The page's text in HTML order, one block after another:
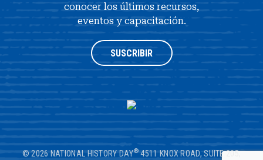
conocer los últimos recursos,
eventos y capacitación.
SUSCRIBIR
© 2026 NATIONAL HISTORY DAY® 4511 KNOX ROAD, SUITE 205,